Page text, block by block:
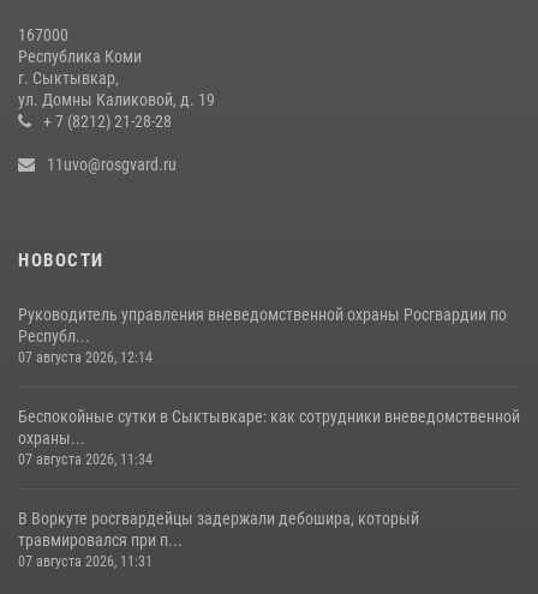
В Воркуте росгвардейцы задержали дебошира, который
травмировался при попытке взлома
07 августа 2026, 11:31
167000
Республика Коми
г. Сыктывкар,
ул. Домны Каликовой, д. 19
+ 7 (8212) 21-28-28
11uvo@rosgvard.ru
НОВОСТИ
Руководитель управления вневедомственной охраны Росгвардии по
Республ...
07 августа 2026, 12:14
Беспокойные сутки в Сыктывкаре: как сотрудники вневедомственной
охраны...
07 августа 2026, 11:34
В Воркуте росгвардейцы задержали дебошира, который
травмировался при п...
07 августа 2026, 11:31